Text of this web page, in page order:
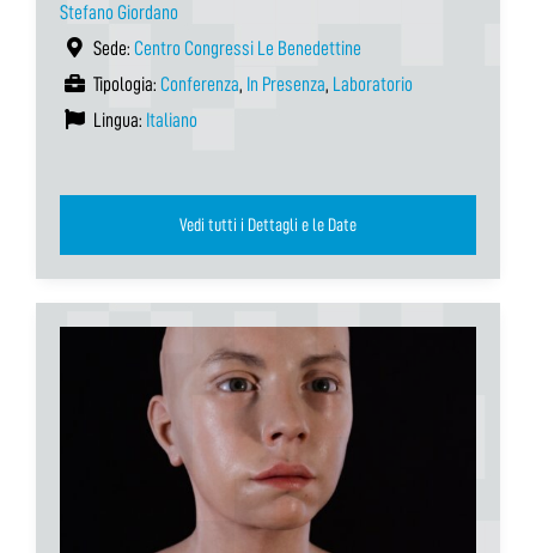
Stefano Giordano
Sede: Centro Congressi Le Benedettine
Tipologia: Conferenza, In Presenza, Laboratorio
Lingua: Italiano
Vedi tutti i Dettagli e le Date